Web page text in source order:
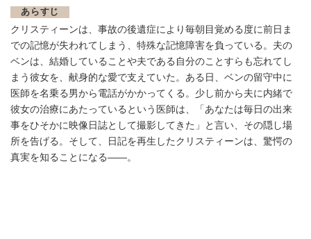
あらすじ
クリスティーンは、事故の後遺症により毎朝目覚める度に前日ま
での記憶が失われてしまう、特殊な記憶障害を負っている。夫の
ベンは、結婚していることや夫である自分のことすらも忘れてし
まう彼女を、献身的な愛で支えていた。ある日、ベンの留守中に
医師を名乗る男から電話がかかってくる。少し前から夫に内緒で
彼女の治療にあたっているという医師は、「あなたは毎日の出来
事をひそかに映像日誌として撮影してきた」と言い、その隠し場
所を告げる。そして、日記を再生したクリスティーンは、驚愕の
真実を知ることになる――。